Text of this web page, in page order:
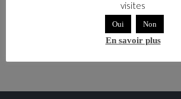
[customer-area-payment-failure /]
visites
Oui Non
En savoir plus